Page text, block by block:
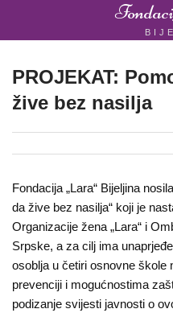
ORGANIZACIJA
BIH
Fondacija
"Lara"
Bijeljina
PROJEKAT:
žive bez nasilja
Fondacija „Lara“ Bijeljina
da žive bez nasilja“ koji je
Organizacije žena „Lara“ i
Srpske, a za cilj ima
osoblja u četiri osnovne škole
prevenciji i mogućnostima
podizanje svijesti javnosti o